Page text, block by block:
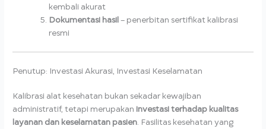
kembali akurat
Dokumentasi hasil– penerbitan sertifikat kalibrasi
resmi
Penutup: Investasi Akurasi, Investasi Keselamatan
Kalibrasi alat kesehatan bukan sekadar kewajiban
administratif, tetapi merupakan investasi terhadap kualitas
layanan dan keselamatan pasien. Fasilitas kesehatan yang